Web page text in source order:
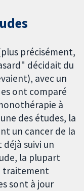
précisément,
décidait du
avec un
ont comparé
à
des études, la
un cancer de la
suivi un
la plupart
traitement
sont à jour